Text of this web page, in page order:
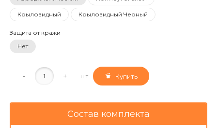
Крыловидный Крыловидный Черный
Защита от кражи
Нет
Состав комплекта